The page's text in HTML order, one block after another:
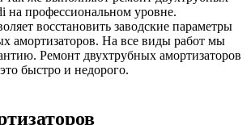
на профессиональном уровне.
восстановить заводские параметры
амортизаторов. На все виды работ мы
Ремонт двухтрубных амортизаторов
быстро и недорого.